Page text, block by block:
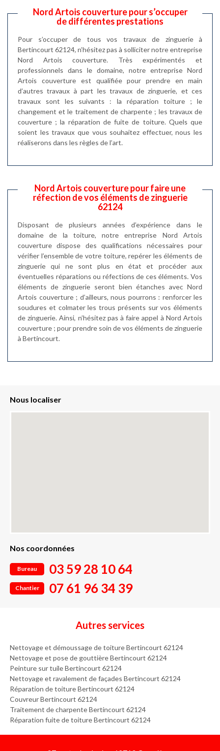
Nord Artois couverture pour s’occuper
de différentes prestations
Pour s’occuper de tous vos travaux de zinguerie à
Bertincourt 62124, n’hésitez pas à solliciter notre entreprise
Nord Artois couverture. Très expérimentés et
professionnels dans le domaine, notre entreprise Nord
Artois couverture est qualifiée pour prendre en main
d’autres travaux à part les travaux de zinguerie, et ces
travaux sont les suivants : la réparation toiture ; le
changement et le traitement de charpente ; les travaux de
couverture ; la réparation de fuite de toiture. Quels que
soient les travaux que vous souhaitez effectuer, nous les
réaliserons dans les règles de l’art.
Nord Artois couverture pour faire une
réfection de vos éléments de zinguerie
62124
Disposant de plusieurs années d’expérience dans le
domaine de la toiture, notre entreprise Nord Artois
couverture dispose des qualifications nécessaires pour
vérifier l’ensemble de votre toiture, repérer les éléments de
zinguerie qui ne sont plus en état et procéder aux
éventuelles réparations ou réfections de ces éléments. Vos
éléments de zinguerie seront bien étanches avec Nord
Artois couverture ; d’ailleurs, nous pourrons : renforcer les
soudures et colmater les trous présents sur vos éléments
de zinguerie. Ainsi, n’hésitez pas à faire appel à Nord Artois
couverture ; pour prendre soin de vos éléments de zinguerie
à Bertincourt.
Nous localiser
Nos coordonnées
Bureau 03 59 28 10 64
Chantier 07 61 96 34 39
Autres services
Nettoyage et démoussage de toiture Bertincourt 62124
Nettoyage et pose de gouttière Bertincourt 62124
Peinture sur tuile Bertincourt 62124
Nettoyage et ravalement de façades Bertincourt 62124
Réparation de toiture Bertincourt 62124
Couvreur Bertincourt 62124
Traitement de charpente Bertincourt 62124
Réparation fuite de toiture Bertincourt 62124